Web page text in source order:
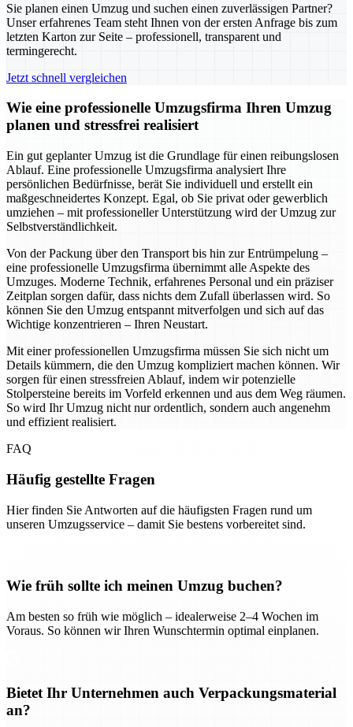
Sie planen einen Umzug und suchen einen zuverlässigen Partner?
Unser erfahrenes Team steht Ihnen von der ersten Anfrage bis zum
letzten Karton zur Seite – professionell, transparent und
termingerecht.
Jetzt schnell vergleichen
Wie eine professionelle Umzugsfirma Ihren Umzug
planen und stressfrei realisiert
Ein gut geplanter Umzug ist die Grundlage für einen reibungslosen
Ablauf. Eine professionelle Umzugsfirma analysiert Ihre
persönlichen Bedürfnisse, berät Sie individuell und erstellt ein
maßgeschneidertes Konzept. Egal, ob Sie privat oder gewerblich
umziehen – mit professioneller Unterstützung wird der Umzug zur
Selbstverständlichkeit.
Von der Packung über den Transport bis hin zur Entrümpelung –
eine professionelle Umzugsfirma übernimmt alle Aspekte des
Umzuges. Moderne Technik, erfahrenes Personal und ein präziser
Zeitplan sorgen dafür, dass nichts dem Zufall überlassen wird. So
können Sie den Umzug entspannt mitverfolgen und sich auf das
Wichtige konzentrieren – Ihren Neustart.
Mit einer professionellen Umzugsfirma müssen Sie sich nicht um
Details kümmern, die den Umzug kompliziert machen können. Wir
sorgen für einen stressfreien Ablauf, indem wir potenzielle
Stolpersteine bereits im Vorfeld erkennen und aus dem Weg räumen.
So wird Ihr Umzug nicht nur ordentlich, sondern auch angenehm
und effizient realisiert.
FAQ
Häufig gestellte Fragen
Hier finden Sie Antworten auf die häufigsten Fragen rund um
unseren Umzugsservice – damit Sie bestens vorbereitet sind.
Wie früh sollte ich meinen Umzug buchen?
Am besten so früh wie möglich – idealerweise 2–4 Wochen im
Voraus. So können wir Ihren Wunschtermin optimal einplanen.
Bietet Ihr Unternehmen auch Verpackungsmaterial
an?